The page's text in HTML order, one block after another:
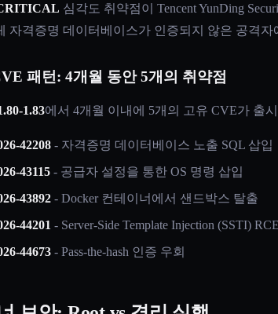
심각도 취약점이 Tencent YunDing
자격증명 데이터베이스가 인증되지 않은 공격자
패턴: 4개월 동안 5개의 취약점
1.83에서 4개월 이내에 5개의 고유 CVE가 출
42208 - 자격증명 데이터베이스 노출 SQL 삽입
43115 - 공급자 설정을 통한 OS 명령 삽입
43892 - Docker 컨테이너에서 샌드박스 탈출
44201 - Server-Side Template Injection (SSTI) RCE
44673 - Pass-the-hash 인증 우회